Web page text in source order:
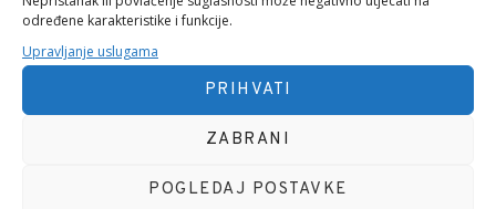
određene karakteristike i funkcije.
Upravljanje uslugama
PRIHVATI
ZABRANI
POGLEDAJ POSTAVKE
G02. Zabavne Pjesme
G05. Obiteljske Pjesme